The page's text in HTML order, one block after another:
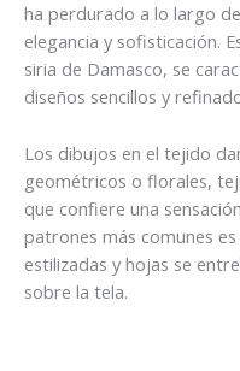
ha perdurado a lo largo
elegancia y sofisticación.
siria de Damasco, se
diseños sencillos y
Los dibujos en el tejido
geométricos o florales,
que confiere una
patrones más comunes
estilizadas y hojas se
sobre la tela.